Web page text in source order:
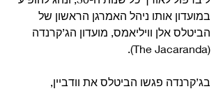
במועדון אותו ניהל האמרגן הראשון של
הביטלס אלן וויליאמס, מועדון הג’קרנדה
(The Jacaranda).
בג’קרנדה פגשו הביטלס את וודביין,